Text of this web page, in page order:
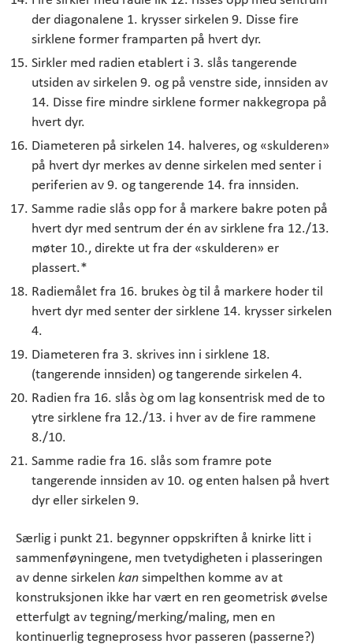
der diagonalene 1. krysser sirkelen 9. Disse fire
sirklene former framparten på hvert dyr.
Sirkler med radien etablert i 3. slås tangerende
utsiden av sirkelen 9. og på venstre side, innsiden av
14. Disse fire mindre sirklene former nakkegropa på
hvert dyr.
Diameteren på sirkelen 14. halveres, og «skulderen»
på hvert dyr merkes av denne sirkelen med senter i
periferien av 9. og tangerende 14. fra innsiden.
Samme radie slås opp for å markere bakre poten på
hvert dyr med sentrum der én av sirklene fra 12./13.
møter 10., direkte ut fra der «skulderen» er
plassert.*
Radiemålet fra 16. brukes òg til å markere hoder til
hvert dyr med senter der sirklene 14. krysser sirkelen
4.
Diameteren fra 3. skrives inn i sirklene 18.
(tangerende innsiden) og tangerende sirkelen 4.
Radien fra 16. slås òg om lag konsentrisk med de to
ytre sirklene fra 12./13. i hver av de fire rammene
8./10.
Samme radie fra 16. slås som framre pote
tangerende innsiden av 10. og enten halsen på hvert
dyr eller sirkelen 9.
Særlig i punkt 21. begynner oppskriften å knirke litt i
sammenføyningene, men tvetydigheten i plasseringen
av denne sirkelen kan simpelthen komme av at
konstruksjonen ikke har vært en ren geometrisk øvelse
etterfulgt av tegning/merking/maling, men en
kontinuerlig tegneprosess hvor passeren (passerne?)